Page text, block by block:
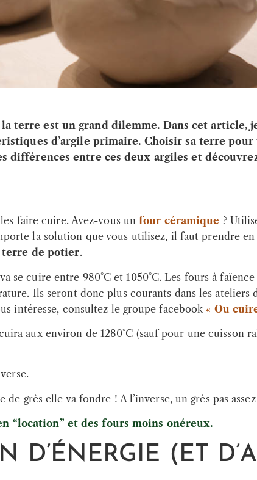
terre est un grand dilemme. Dans cet article,
d’argile primaire. Choisir sa terre pour
différences entre ces deux argiles et
faire cuire. Avez-vous unfour céramique ?
la solution que vous utilisez, il faut prendre
terre de potier.
se cuire entre 980°C et 1050°C. Les fours à
Ils seront donc plus courants dans les ateliers
intéresse, consultez le groupe facebook « Ou
aux environ de 1280°C (sauf pour une cuisson
grès elle va fondre ! A l’inverse, un grès pas
“location” et des fours moins onéreux.
D’ÉNERGIE (ET